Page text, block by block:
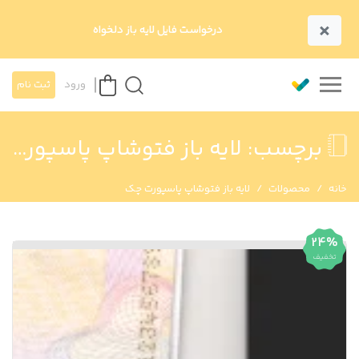
× درخواست فایل لایه باز دلخواه
ورود ثبت نام
برچسب: لایه باز فتوشاپ پاسپورت چک
خانه محصولات لایه باز فتوشاپ پاسپورت چک
24%
تخفیف